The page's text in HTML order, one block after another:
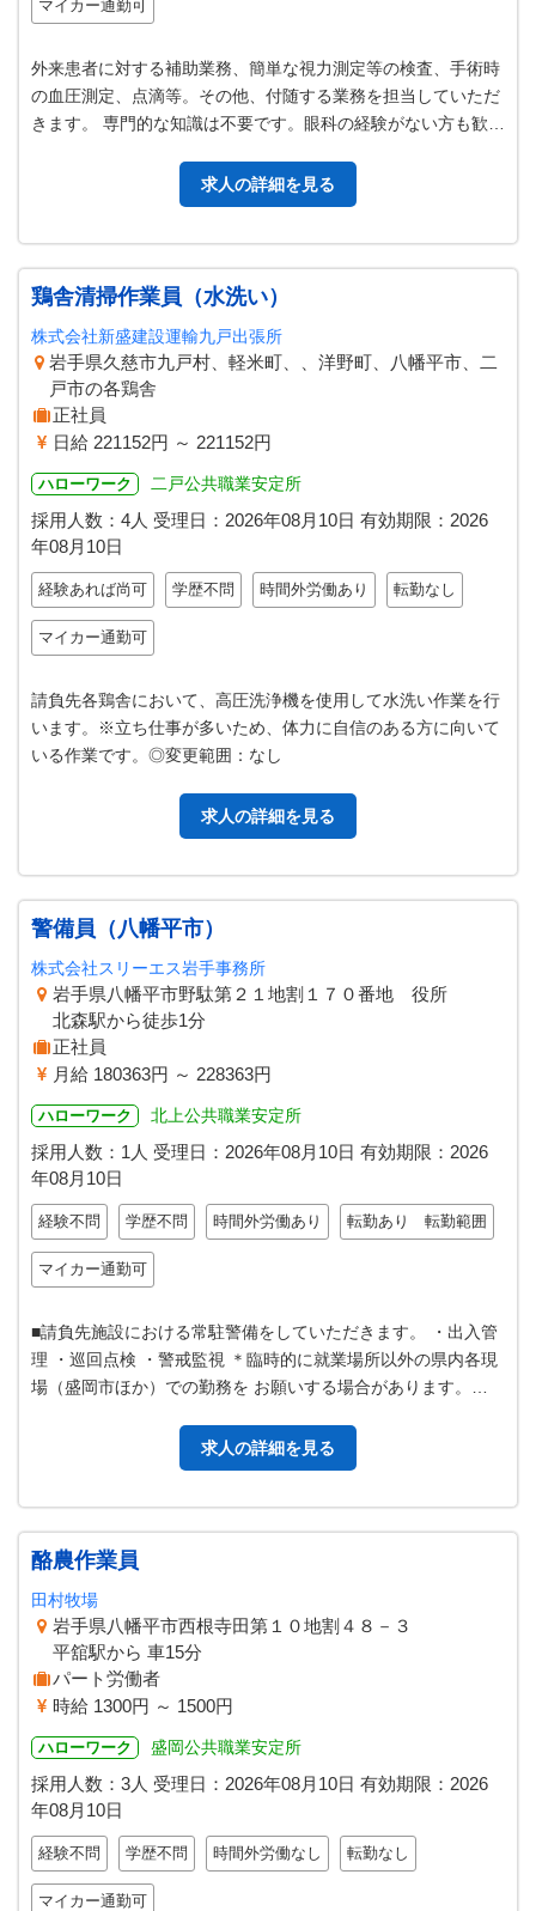
マイカー通勤可
外来患者に対する補助業務、簡単な視力測定等の検査、手術時
の血圧測定、点滴等。その他、付随する業務を担当していただ
きます。 専門的な知識は不要です。眼科の経験がない方も歓迎
求人の詳細を見る
鶏舎清掃作業員（水洗い）
株式会社新盛建設運輸九戸出張所
岩手県久慈市九戸村、軽米町、、洋野町、八幡平市、二
戸市の各鶏舎
正社員
日給 221152円 ～ 221152円
ハローワーク 二戸公共職業安定所
採用人数：4人 受理日： 2026年08月10日 有効期限： 2026
年08月10日
経験あれば尚可 学歴不問 時間外労働あり 転勤なし
マイカー通勤可
請負先各鶏舎において、高圧洗浄機を使用して水洗い作業を行
います。※立ち仕事が多いため、体力に自信のある方に向いて
いる作業です。◎変更範囲：なし
求人の詳細を見る
警備員（八幡平市）
株式会社スリーエス岩手事務所
岩手県八幡平市野駄第２１地割１７０番地 役所
北森駅から徒歩1分
正社員
月給 180363円 ～ 228363円
ハローワーク 北上公共職業安定所
採用人数：1人 受理日： 2026年08月10日 有効期限： 2026
年08月10日
経験不問 学歴不問 時間外労働あり 転勤あり 転勤範囲
マイカー通勤可
■請負先施設における常駐警備をしていただきます。 ・出入管
理 ・巡回点検 ・警戒監視 ＊臨時的に就業場所以外の県内各現
場（盛岡市ほか）での勤務を お願いする場合があります。
求人の詳細を見る
酪農作業員
田村牧場
岩手県八幡平市西根寺田第１０地割４８－３
平舘駅から 車15分
パート労働者
時給 1300円 ～ 1500円
ハローワーク 盛岡公共職業安定所
採用人数：3人 受理日： 2026年08月10日 有効期限： 2026
年08月10日
経験不問 学歴不問 時間外労働なし 転勤なし
マイカー通勤可